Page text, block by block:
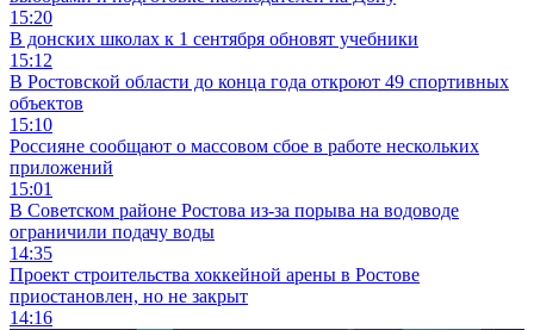
15:20
В донских школах к 1 сентября обновят учебники
15:12
В Ростовской области до конца года откроют 49 спортивных
объектов
15:10
Россияне сообщают о массовом сбое в работе нескольких
приложений
15:01
В Советском районе Ростова из-за порыва на водоводе
ограничили подачу воды
14:35
Проект строительства хоккейной арены в Ростове
приостановлен, но не закрыт
14:16